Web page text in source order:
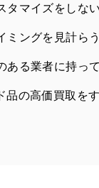
タマイズをしない
ミングを見計らう
ある業者に持っ
品の高価買取を